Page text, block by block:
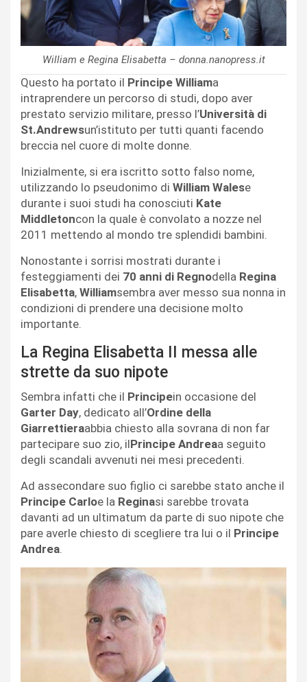
William e Regina Elisabetta – donna.nanopress.it
Questo ha portato il Principe Williama
intraprendere un percorso di studi, dopo aver
prestato servizio militare, presso l’Università di
St.Andrewsun’istituto per tutti quanti facendo
breccia nel cuore di molte donne.
Inizialmente, si era iscritto sotto falso nome,
utilizzando lo pseudonimo di William Walese
durante i suoi studi ha conosciuti Kate
Middletoncon la quale è convolato a nozze nel
2011 mettendo al mondo tre splendidi bambini.
Nonostante i sorrisi mostrati durante i
festeggiamenti dei 70 anni di Regnodella Regina
Elisabetta, Williamsembra aver messo sua nonna in
condizioni di prendere una decisione molto
importante.
La Regina Elisabetta II messa alle
strette da suo nipote
Sembra infatti che il Principein occasione del
Garter Day, dedicato all’Ordine della
Giarrettieraabbia chiesto alla sovrana di non far
partecipare suo zio, ilPrincipe Andreaa seguito
degli scandali avvenuti nei mesi precedenti.
Ad assecondare suo figlio ci sarebbe stato anche il
Principe Carloe la Reginasi sarebbe trovata
davanti ad un ultimatum da parte di suo nipote che
pare averle chiesto di scegliere tra lui o il Principe
Andrea.